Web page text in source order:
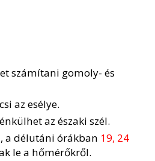
számítani gomoly- és
az esélye.
az északi szél.
, a délutáni órákban 19, 24
le a hőmérőkről.